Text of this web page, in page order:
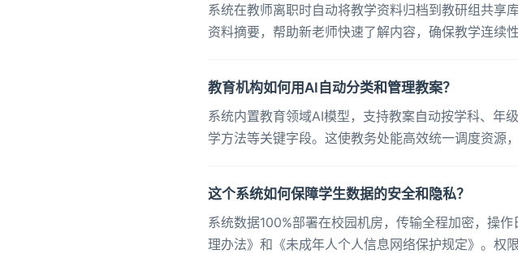
系统在教师离职时自动将教学资料归档到教研组共享
资料摘要，帮助新老师快速了解内容，确保教学连续
教育机构如何用AI自动分类和管理教案？
系统内置教育领域AI模型，支持教案自动按学科、年
学方法等关键字段。这使教务处能高效统一调度资源
这个系统如何保障学生数据的安全和隐私？
系统数据100%部署在校园机房，传输全程加密，操
理办法》和《未成年人个人信息网络保护规定》。权